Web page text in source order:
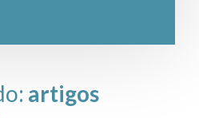
artigos